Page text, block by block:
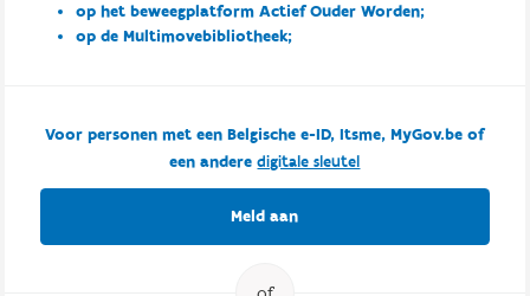
op het beweegplatform Actief Ouder Worden;
op de Multimovebibliotheek;
Voor personen met een Belgische e-ID, Itsme, MyGov.be of
een anderedigitale sleutel
Meld aan